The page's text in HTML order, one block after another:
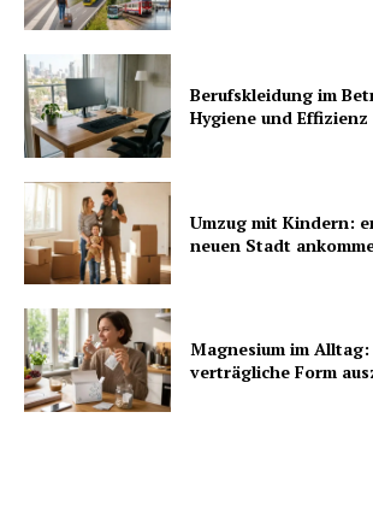
Berufskleidung im
Hygiene und Effizienz
Umzug mit Kindern:
neuen Stadt
Magnesium im
verträgliche Form